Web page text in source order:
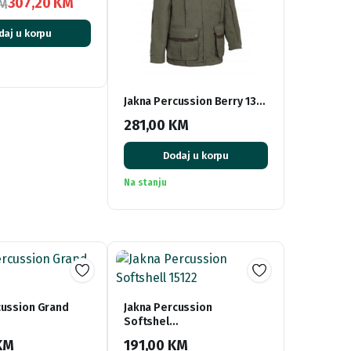
u korpu
Jakna Percussion Berry 13…
281,00 KM
Dodaj u korpu
Na stanju
Grand
Jakna Percussion
Softshel…
191,00 KM